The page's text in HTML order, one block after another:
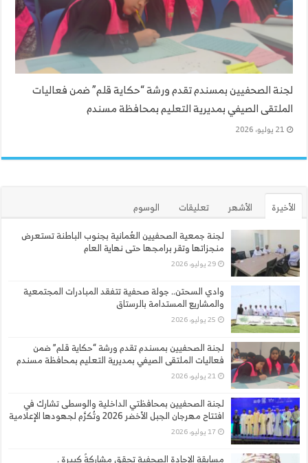
لجنة الصحفيين بمسندم تقدم ورشة “حكاية قلم” ضمن فعاليات
الملتقى الصيفي بمديرية التعليم بمحافظة مسندم
21 يوليو، 2026
الأخيرة الأشهر تعليقات
الوسوم
لجنة جمعية الصحفيين العُمانية بجنوب الباطنة تستعرض
منجزاتها وتقر برامجها حتى نهاية العام
29 يوليو، 2026
وادي السحتن.. جولة صحفية تتفقد المبادرات المجتمعية
والمشاريع المستدامة بالرستاق
25 يوليو، 2026
لجنة الصحفيين بمسندم تقدم ورشة “حكاية قلم” ضمن
فعاليات الملتقى الصيفي بمديرية التعليم بمحافظة مسندم
21 يوليو، 2026
لجنة الصحفيين بمحافظتي الداخلية والوسطى تشارك في
افتتاح مهرجان الجبل الأخضر 2026 وتُكرَّم لجهودها الإعلامية
17 يوليو، 2026
مسابقة الإجادة الصحفية تحقق مشاركةً كبيرة .